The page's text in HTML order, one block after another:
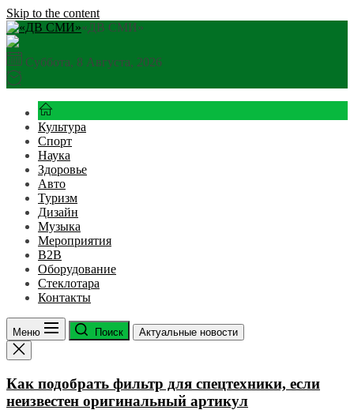
Skip to the content
«ДВ СМИ»
Суббота, 8 Августа, 2026
Культура
Спорт
Наука
Здоровье
Авто
Туризм
Дизайн
Музыка
Мероприятия
B2B
Оборудование
Стеклотара
Контакты
Меню Поиск Актуальные новости
Как подобрать фильтр для спецтехники, если
неизвестен оригинальный артикул